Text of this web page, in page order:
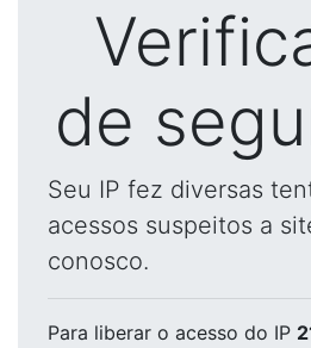
de
Seu IP fez diversas
acessos suspeitos a
conosco.
Para liberar o acesso do IP